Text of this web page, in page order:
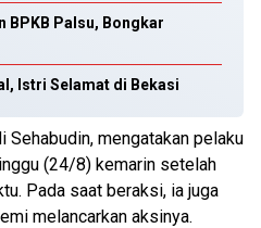
BPKB Palsu, Bongkar
Istri Selamat di Bekasi
Sehabudin, mengatakan pelaku
(24/8) kemarin setelah
Pada saat beraksi, ia juga
melancarkan aksinya.